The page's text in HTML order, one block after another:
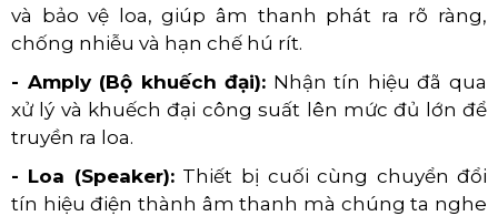
và bảo vệ loa, giúp âm thanh phát ra rõ ràng,
chống nhiễu và hạn chế hú rít.
- Amply (Bộ khuếch đại): Nhận tín hiệu đã qua
xử lý và khuếch đại công suất lên mức đủ lớn để
truyền ra loa.
- Loa (Speaker):Thiết bị cuối cùng chuyển đổi
tín hiệu điện thành âm thanh mà chúng ta nghe